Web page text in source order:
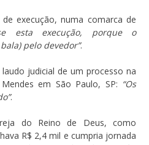
execução, numa comarca de
se esta execução, porque o
pelo devedor”.
judicial de um processo na
em São Paulo, SP: “Os
.
do Reino de Deus, como
R$ 2,4 mil e cumpria jornada